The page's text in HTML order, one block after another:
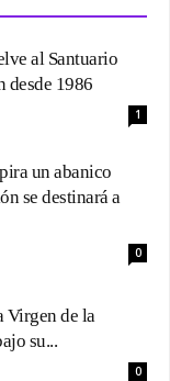
al Santuario
desde 1986
1
un abanico
se destinará a
0
Virgen de la
su...
0